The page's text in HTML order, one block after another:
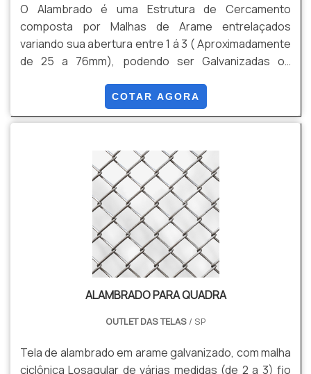
O Alambrado é uma Estrutura de Cercamento
composta por Malhas de Arame entrelaçados
variando sua abertura entre 1 á 3 ( Aproximadamente
de 25 a 76mm), podendo ser Galvanizadas ou
de suas Vantagens são: Durabilidade , Versatilidade,
Custo Beneficio, Facilidade de Instalação, entre
COTAR AGORA
ALAMBRADO PARA QUADRA
OUTLET DAS TELAS/ SP
Tela de alambrado em arame galvanizado, com malha
ciclônica Losagular de várias medidas (de 2 a 3) fio